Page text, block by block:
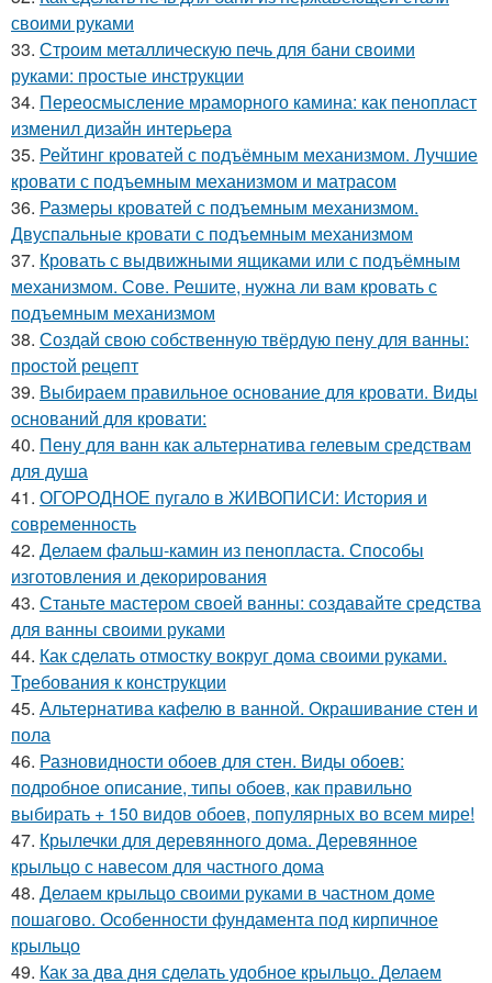
своими руками
33. Строим металлическую печь для бани своими
руками: простые инструкции
34. Переосмысление мраморного камина: как пенопласт
изменил дизайн интерьера
35. Рейтинг кроватей с подъёмным механизмом. Лучшие
кровати с подъемным механизмом и матрасом
36. Размеры кроватей с подъемным механизмом.
Двуспальные кровати с подъемным механизмом
37. Кровать с выдвижными ящиками или с подъёмным
механизмом. Сове. Решите, нужна ли вам кровать с
подъемным механизмом
38. Создай свою собственную твёрдую пену для ванны:
простой рецепт
39. Выбираем правильное основание для кровати. Виды
оснований для кровати:
40. Пену для ванн как альтернатива гелевым средствам
для душа
41. ОГОРОДНОЕ пугало в ЖИВОПИСИ: История и
современность
42. Делаем фальш-камин из пенопласта. Способы
изготовления и декорирования
43. Станьте мастером своей ванны: создавайте средства
для ванны своими руками
44. Как сделать отмостку вокруг дома своими руками.
Требования к конструкции
45. Альтернатива кафелю в ванной. Окрашивание стен и
пола
46. Разновидности обоев для стен. Виды обоев:
подробное описание, типы обоев, как правильно
выбирать + 150 видов обоев, популярных во всем мире!
47. Крылечки для деревянного дома. Деревянное
крыльцо с навесом для частного дома
48. Делаем крыльцо своими руками в частном доме
пошагово. Особенности фундамента под кирпичное
крыльцо
49. Как за два дня сделать удобное крыльцо. Делаем